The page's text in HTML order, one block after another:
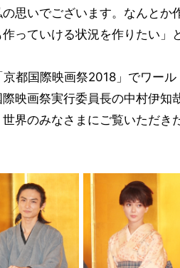
思いでございます。なんとか
っていける状況を作りたい」
都国際映画祭2018」でワー
映画祭実行委員長の中村伊知
界のみなさまにご覧いただき